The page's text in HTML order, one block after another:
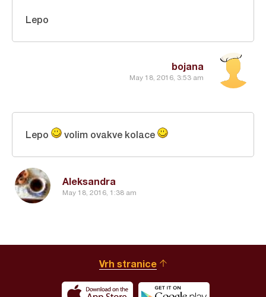
bojana
May 18, 2016, 3:53 am
Lepo
Aleksandra
May 18, 2016, 1:38 am
Lepo volim ovakve kolace
Vrh stranice